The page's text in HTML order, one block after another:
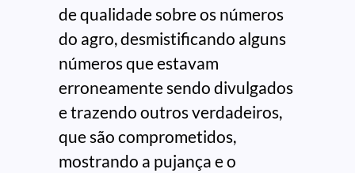
de qualidade sobre os números
do agro, desmistificando alguns
números que estavam
erroneamente sendo divulgados
e trazendo outros verdadeiros,
que são comprometidos,
mostrando a pujança e o